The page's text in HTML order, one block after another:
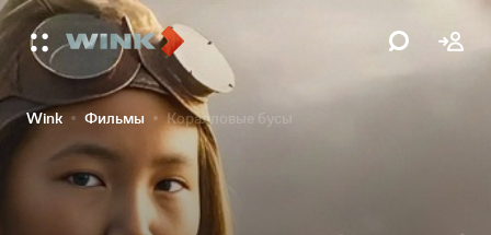
Wink Фильмы Коралловые бусы